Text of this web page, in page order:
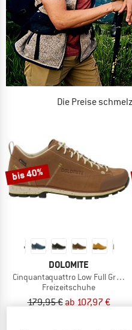
Die Preise
ZUM SOMMER
bis 40%
DOLOMITE
Cinquantaquattro Low Full Grain
Freizeitschuhe
179,95 € ab 107,97 €